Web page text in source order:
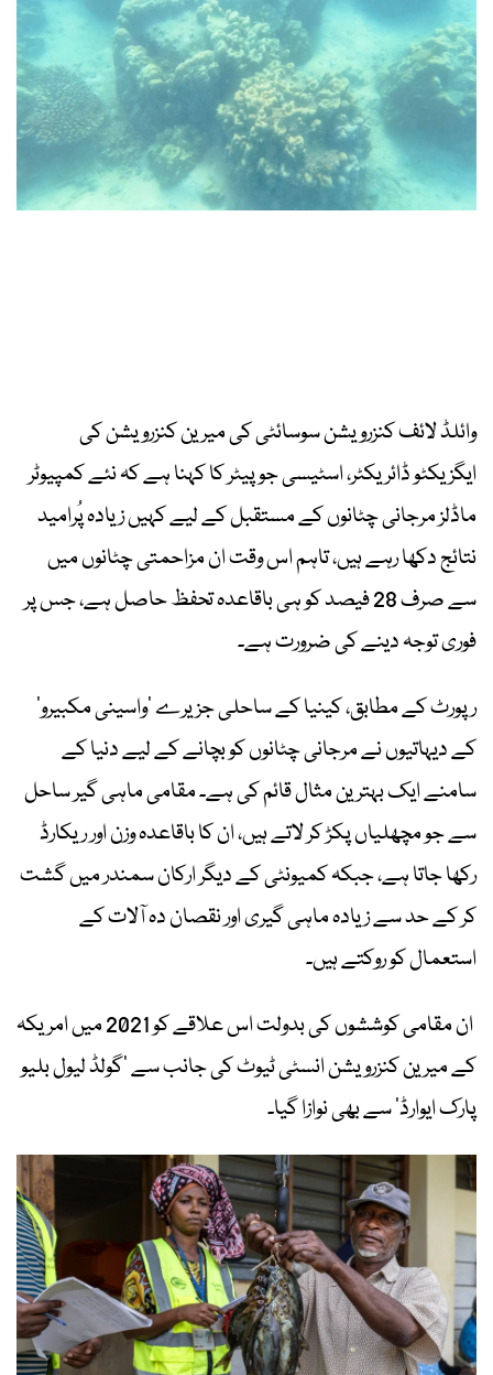
وائلڈ لائف کنزرویشن سوسائٹی کی میرین کنزرویشن کی
ایگزیکٹو ڈائریکٹر، اسٹیسی جوپیٹر کا کہنا ہے کہ نئے کمپیوٹر
ماڈلز مرجانی چٹانوں کے مستقبل کے لیے کہیں زیادہ پُرامید
نتائج دکھا رہے ہیں، تاہم اس وقت ان مزاحمتی چٹانوں میں
سے صرف 28 فیصد کو ہی باقاعدہ تحفظ حاصل ہے، جس پر
فوری توجہ دینے کی ضرورت ہے۔
رپورٹ کے مطابق، کینیا کے ساحلی جزیرے ‘واسینی مکبیرو’
کے دیہاتیوں نے مرجانی چٹانوں کو بچانے کے لیے دنیا کے
سامنے ایک بہترین مثال قائم کی ہے۔ مقامی ماہی گیر ساحل
سے جو مچھلیاں پکڑ کر لاتے ہیں، ان کا باقاعدہ وزن اور ریکارڈ
رکھا جاتا ہے، جبکہ کمیونٹی کے دیگر ارکان سمندر میں گشت
کر کے حد سے زیادہ ماہی گیری اور نقصان دہ آلات کے
استعمال کو روکتے ہیں۔
ان مقامی کوششوں کی بدولت اس علاقے کو 2021 میں امریکہ
کے میرین کنزرویشن انسٹی ٹیوٹ کی جانب سے ‘گولڈ لیول بلیو
پارک ایوارڈ’ سے بھی نوازا گیا۔